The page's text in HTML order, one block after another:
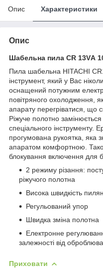
Опис Характеристики
Опис
Шабельна пила CR 13VА
Пила шабельна HITACHI
інструмент, який у Вас
оснащений потужним
повітряного охолодження,
апарату перегріватися, що
Ріжуче полотно
спеціального інструменту.
прогумована рукоятка, яка
апаратом комфортною.
блокування включення для
2 режиму різання:
ріжучого полотна
Висока швидкість
Регульований упор
Швидка зміна полотна
Електронне
залежності від
Приховати